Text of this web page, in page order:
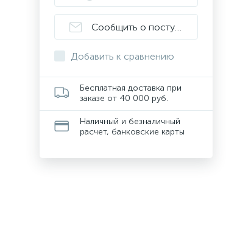
Сообщить о поступлении
Добавить к сравнению
Бесплатная доставка при
заказе от 40 000 руб.
Наличный и безналичный
расчет, банковские карты